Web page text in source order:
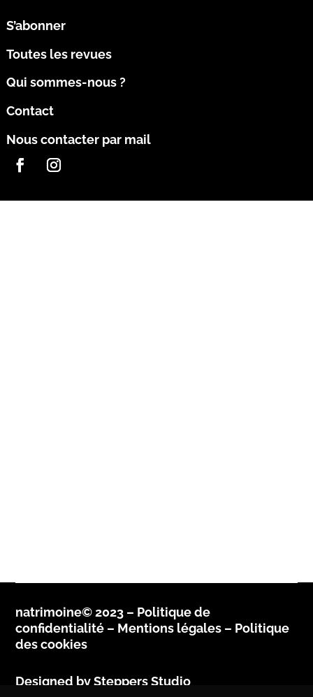
S’abonner
Toutes les revues
Qui sommes-nous ?
Contact
Nous contacter par mail
natrimoine© 2023 – Politique de
confidentialité – Mentions légales – Politique
des cookies
Designed bySteppers Studio